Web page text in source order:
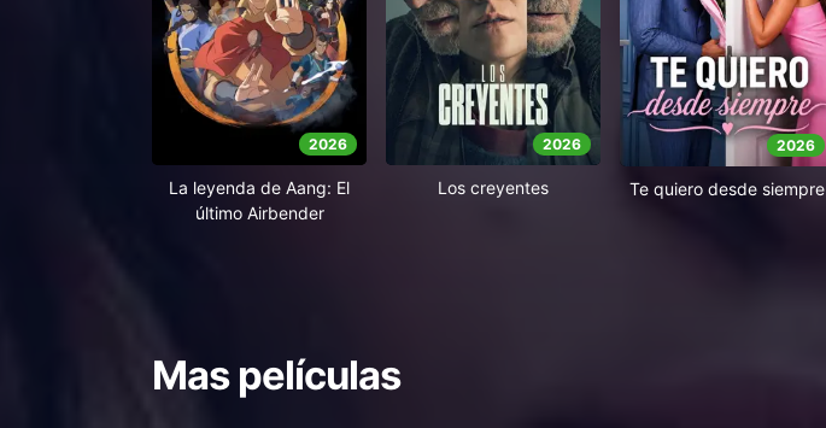
2026
La leyenda de Aang: El
último Airbender
2026
Los creyentes
2026
Te quiero desde siempre
Mas películas